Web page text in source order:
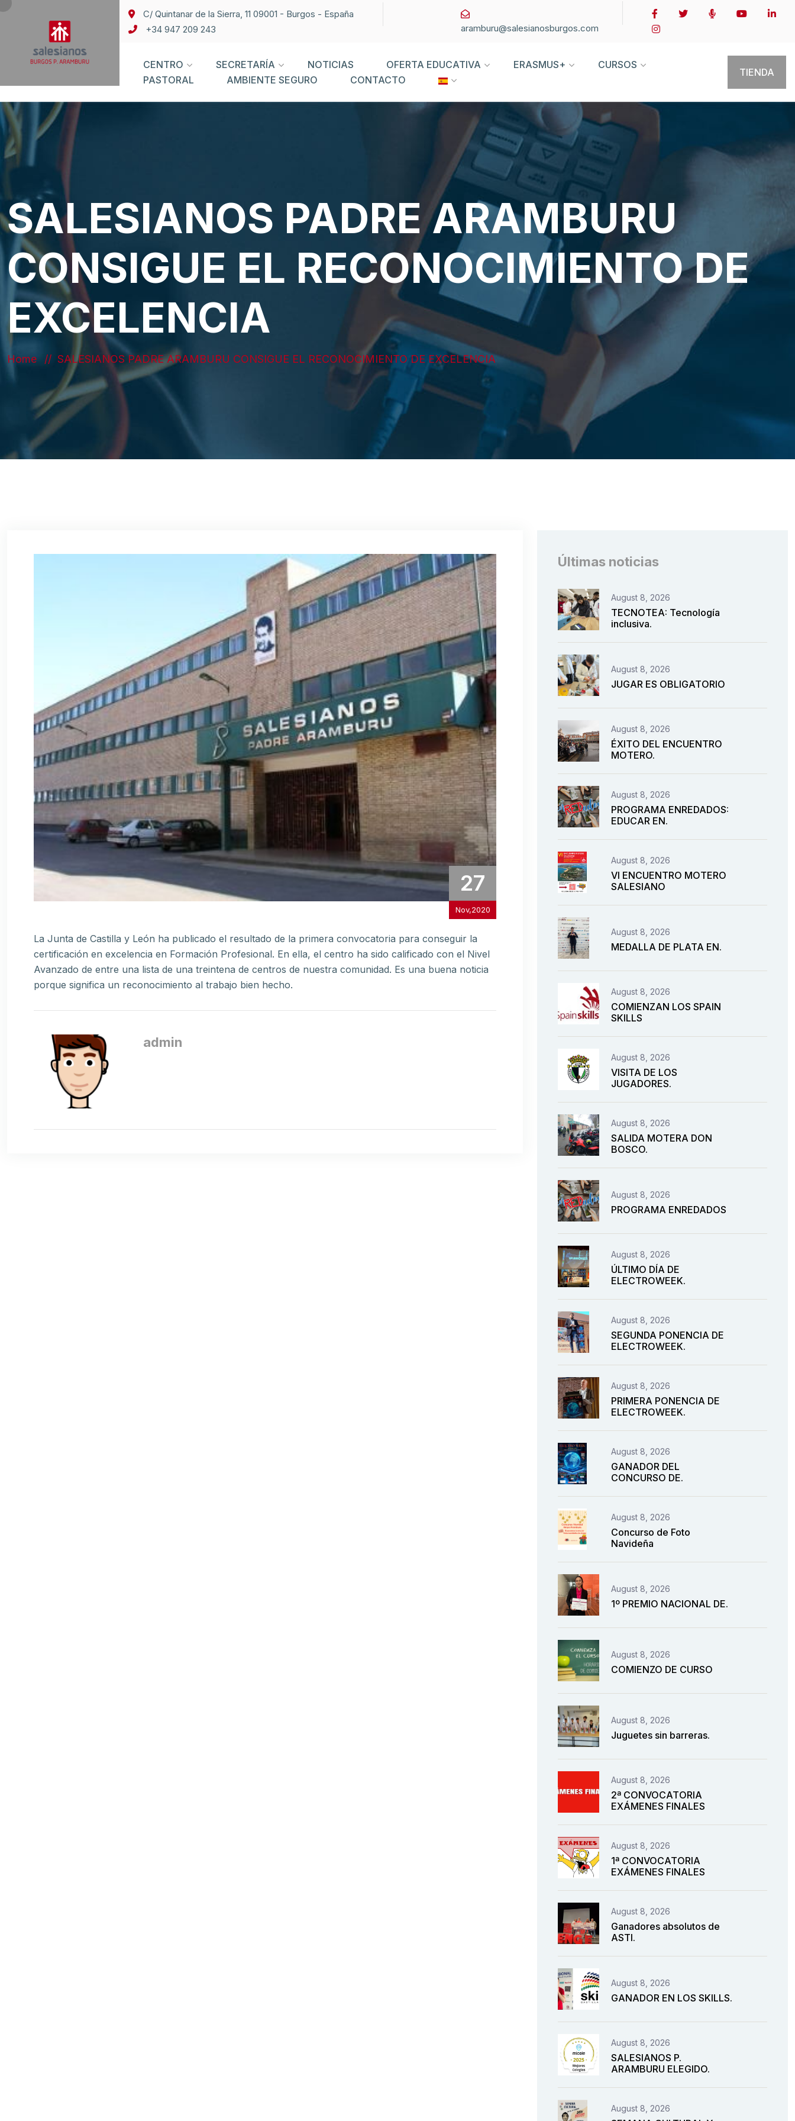
C/ Quintanar de la Sierra, 11 09001 - Burgos - España
+34 947 209 243
aramburu@salesianosburgos.com
CENTRO SECRETARÍA NOTICIAS OFERTA EDUCATIVA ERASMUS+
CURSOS
PASTORAL
AMBIENTE SEGURO CONTACTO
TIENDA
SALESIANOS PADRE ARAMBURU
CONSIGUE EL RECONOCIMIENTO DE
EXCELENCIA
Home SALESIANOS PADRE ARAMBURU CONSIGUE EL RECONOCIMIENTO DE EXCELENCIA
27
Nov,2020
La Junta de Castilla y León ha publicado el resultado de la primera convocatoria para conseguir la
certificación en excelencia en Formación Profesional. En ella, el centro ha sido calificado con el Nivel
Avanzado de entre una lista de una treintena de centros de nuestra comunidad. Es una buena noticia
porque significa un reconocimiento al trabajo bien hecho.
admin
Últimas noticias
August 8, 2026
TECNOTEA: Tecnología
inclusiva.
August 8, 2026
JUGAR ES OBLIGATORIO
August 8, 2026
ÉXITO DEL ENCUENTRO
MOTERO.
August 8, 2026
PROGRAMA ENREDADOS:
EDUCAR EN.
August 8, 2026
VI ENCUENTRO MOTERO
SALESIANO
August 8, 2026
MEDALLA DE PLATA EN.
August 8, 2026
COMIENZAN LOS SPAIN
SKILLS
August 8, 2026
VISITA DE LOS
JUGADORES.
August 8, 2026
SALIDA MOTERA DON
BOSCO.
August 8, 2026
PROGRAMA ENREDADOS
August 8, 2026
ÚLTIMO DÍA DE
ELECTROWEEK.
August 8, 2026
SEGUNDA PONENCIA DE
ELECTROWEEK.
August 8, 2026
PRIMERA PONENCIA DE
ELECTROWEEK.
August 8, 2026
GANADOR DEL
CONCURSO DE.
August 8, 2026
Concurso de Foto
Navideña
August 8, 2026
1º PREMIO NACIONAL DE.
August 8, 2026
COMIENZO DE CURSO
August 8, 2026
Juguetes sin barreras.
August 8, 2026
2ª CONVOCATORIA
EXÁMENES FINALES
August 8, 2026
1ª CONVOCATORIA
EXÁMENES FINALES
August 8, 2026
Ganadores absolutos de
ASTI.
August 8, 2026
GANADOR EN LOS SKILLS.
August 8, 2026
SALESIANOS P.
ARAMBURU ELEGIDO.
August 8, 2026